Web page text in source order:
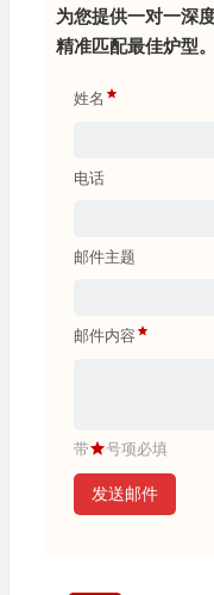
为您提供一对一深
精准匹配最佳炉型。
姓名
电话
邮件主题
邮件内容
带 号项必填
发送邮件